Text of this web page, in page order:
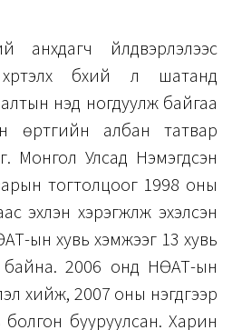
анхдагч үйлдвэрлэлээс
бүхий л шатанд
үнэд ногдуулж байгаа
өртгийн албан татвар
Монгол Улсад Нэмэгдсэн
тогтолцоог 1998 оны
эхлэн хэрэгжүүлж эхэлсэн
ын хувь хэмжээг 13 хувь
байна. 2006 онд НӨАТ-ын
хийж, 2007 оны нэгдүгээр
бууруулсан. Харин